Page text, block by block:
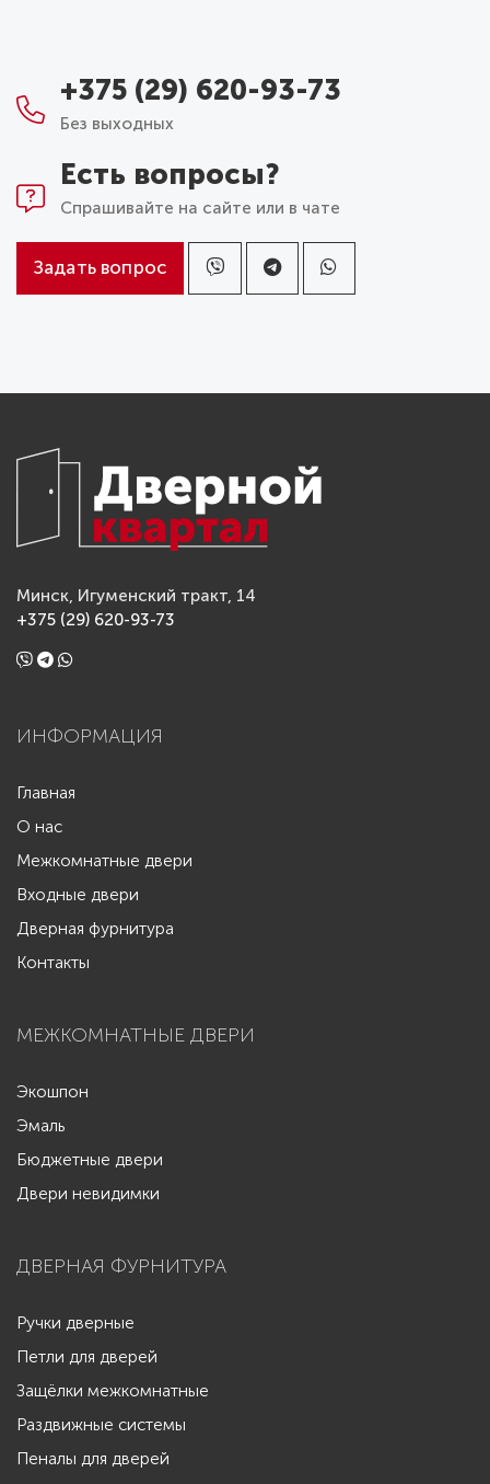
+375 (29) 620-93-73
Без выходных
Есть вопросы?
Спрашивайте на сайте или в чате
Задать вопрос
Минск, Игуменский тракт, 14
+375 (29) 620-93-73
ИНФОРМАЦИЯ
Главная
О нас
Межкомнатные двери
Входные двери
Дверная фурнитура
Контакты
МЕЖКОМНАТНЫЕ ДВЕРИ
Экошпон
Эмаль
Бюджетные двери
Двери невидимки
ДВЕРНАЯ ФУРНИТУРА
Ручки дверные
Петли для дверей
Защёлки межкомнатные
Раздвижные системы
Пеналы для дверей